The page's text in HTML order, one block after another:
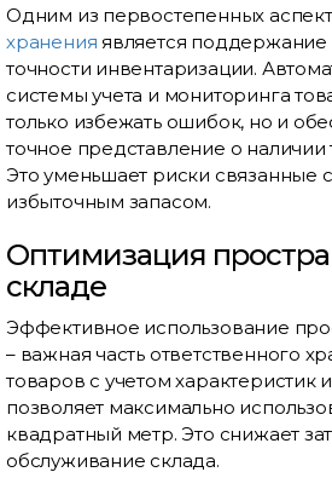
Одним из первостепенных
хранения является поддержание
точности инвентаризации.
системы учета и мониторинга
только избежать ошибок, но и
точное представление о наличии
Это уменьшает риски связанные
избыточным запасом.
Оптимизация
складе
Эффективное использование
– важная часть ответственного
товаров с учетом характеристик
позволяет максимально
квадратный метр. Это снижает
обслуживание склада.